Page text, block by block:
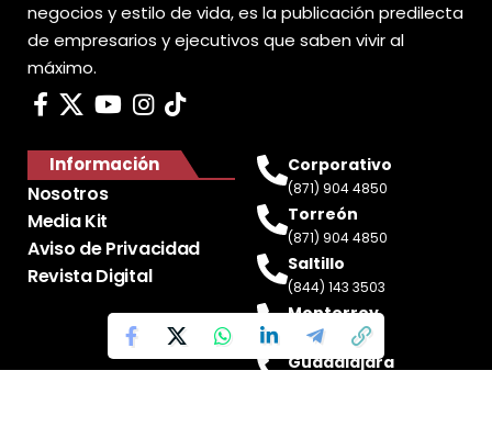
negocios y estilo de vida, es la publicación predilecta
de empresarios y ejecutivos que saben vivir al
máximo.
Información
Nosotros
Media Kit
Aviso de Privacidad
Revista Digital
Corporativo
(871) 904 4850
Torreón
(871) 904 4850
Saltillo
(844) 143 3503
Monterrey
(81) 2188 0412
Guadalajara